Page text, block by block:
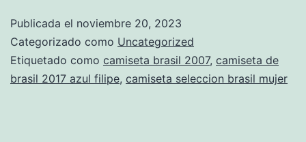
ronaldinho
Publicada el noviembre 20, 2023
Categorizado como Uncategorized
Etiquetado como camiseta brasil 2007, camiseta de
brasil 2017 azul filipe, camiseta seleccion brasil mujer